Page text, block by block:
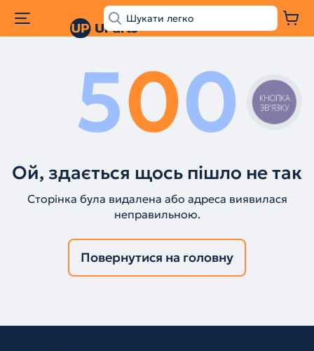
500
Ой, здається щось пішло не так
Сторінка була видалена або адреса виявилася
неправильною.
Повернутися на головну
КНОПКА
ЗВ'ЯЗКУ